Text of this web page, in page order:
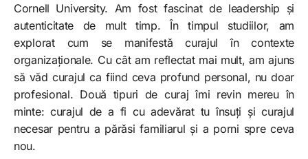
Cornell University. Am fost fascinat de leadership și
autenticitate de mult timp. În timpul studiilor, am
explorat cum se manifestă curajul în contexte
organizaționale. Cu cât am reflectat mai mult, am ajuns
să văd curajul ca fiind ceva profund personal, nu doar
profesional. Două tipuri de curaj îmi revin mereu în
minte: curajul de a fi cu adevărat tu însuți și curajul
necesar pentru a părăsi familiarul și a porni spre ceva
nou.